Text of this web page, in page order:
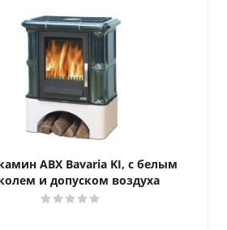
ABX Bavaria KI, с белым
и допуском воздуха